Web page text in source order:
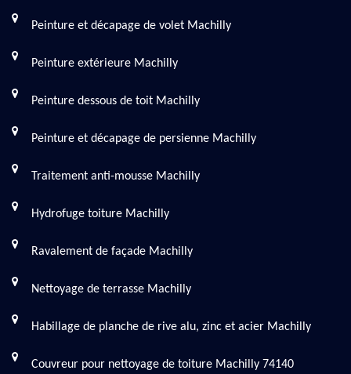
Peinture et décapage de volet Machilly
Peinture extérieure Machilly
Peinture dessous de toit Machilly
Peinture et décapage de persienne Machilly
Traitement anti-mousse Machilly
Hydrofuge toiture Machilly
Ravalement de façade Machilly
Nettoyage de terrasse Machilly
Habillage de planche de rive alu, zinc et acier Machilly
Couvreur pour nettoyage de toiture Machilly 74140